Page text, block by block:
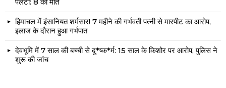
हिमाचल में इंसानियत शर्मसार! 7 महीने की गर्भवती पत्नी से मारपीट का आरोप,
इलाज के दौरान हुआ गर्भपात
देवभूमि में 7 साल की बच्ची से दु*ष्क*र्म: 15 साल के किशोर पर आरोप, पुलिस ने
शुरू की जांच